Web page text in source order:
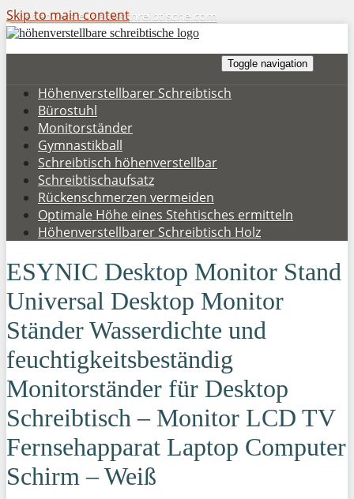
Skip to main content
Toggle navigation
hoehenverstellbare-schreibtische.com
Höhenverstellbarer Schreibtisch
Bürostuhl
Monitorständer
Gymnastikball
Schreibtisch höhenverstellbar
Schreibtischaufsatz
Rückenschmerzen vermeiden
Optimale Höhe eines Stehtisches ermitteln
Höhenverstellbarer Schreibtisch Holz
ESYNIC Desktop Monitor Stand
Universal Desktop Monitor
Ständer Wasserdichte und
feuchtigkeitsbeständig
Monitorständer für Desktop
Schreibtisch – Monitor LCD TV
Fernsehapparat Laptop Computer
Schirm – Weiß